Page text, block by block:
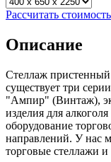
Рассчитать
Описание
Стеллаж пристенный
существует три
"Ампир" (Винтаж),
изделия для
оборудование
направлений. У нас
торговые стеллажи и